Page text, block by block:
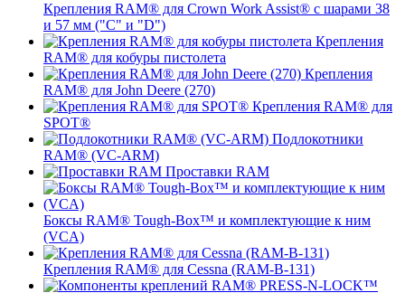
Крепления RAM® для Crown Work Assist® с шарами 38
и 57 мм ("C" и "D")
Крепления
RAM® для кобуры пистолета
Крепления
RAM® для John Deere (270)
Крепления RAM® для
SPOT®
Подлокотники
RAM® (VC-ARM)
Проставки RAM
Боксы RAM® Tough-Box™ и комплектующие к ним
(VCA)
Крепления RAM® для Cessna (RAM-B-131)